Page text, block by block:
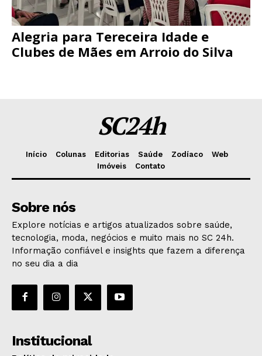
Alegria para Tereceira Idade e
Clubes de Mães em Arroio do Silva
SC24h
Início Colunas Editorias Saúde Zodíaco
Web
Imóveis
Contato
Sobre nós
Explore notícias e artigos atualizados sobre saúde,
tecnologia, moda, negócios e muito mais no SC 24h.
Informação confiável e insights que fazem a diferença
no seu dia a dia
Institucional